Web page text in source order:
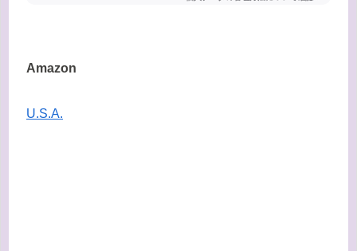
Amazon
U.S.A.